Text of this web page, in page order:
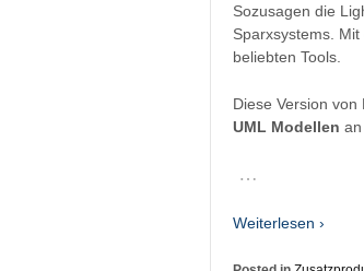
Sozusagen die
Sparxsystems. Mit
beliebten Tools.
Diese Version
UML Modellen
…
Weiterlesen ›